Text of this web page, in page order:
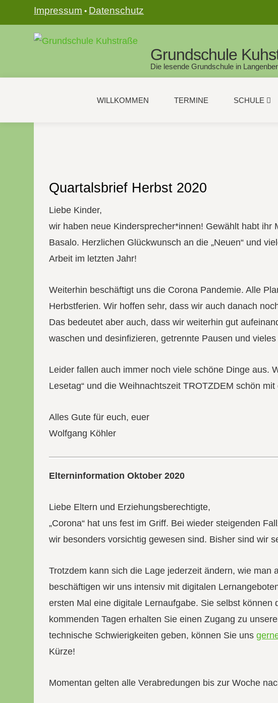
Impressum • Datenschutz
Grundschule
Die lesende Grundschule in
WILLKOMMEN TERMINE SCHULE
Quartalsbrief Herbst 2020
Liebe Kinder,
wir haben neue Kindersprecher*innen! Gewählt habt
Basalo. Herzlichen Glückwunsch an die „Neuen“ und
Arbeit im letzten Jahr!
Weiterhin beschäftigt uns die Corona Pandemie. Alle
Herbstferien. Wir hoffen sehr, dass wir auch danach
Das bedeutet aber auch, dass wir weiterhin gut
waschen und desinfizieren, getrennte Pausen und
Leider fallen auch immer noch viele schöne Dinge aus.
Lesetag“ und die Weihnachtszeit TROTZDEM schön
Alles Gute für euch, euer
Wolfgang Köhler
Elterninformation Oktober 2020
Liebe Eltern und Erziehungsberechtigte,
„Corona“ hat uns fest im Griff. Bei wieder steigenden
wir besonders vorsichtig gewesen sind. Bisher sind wir
Trotzdem kann sich die Lage jederzeit ändern, wie man
beschäftigen wir uns intensiv mit digitalen
ersten Mal eine digitale Lernaufgabe. Sie selbst
kommenden Tagen erhalten Sie einen Zugang zu
technische Schwierigkeiten geben, können Sie uns
Kürze!
Momentan gelten alle Verabredungen bis zur Woche